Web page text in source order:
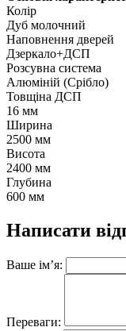
Колір
Дуб молочний
Наповнення дверей
Дзеркало+ДСП
Розсувна система
Алюміній (Срібло)
Товщіна ДСП
16 мм
Ширина
2500 мм
Висота
2400 мм
Глубина
600 мм
Написати
Ваше ім’я:
Переваги: